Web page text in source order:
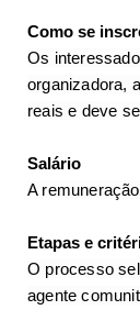
Como se
Os
organizadora,
reais e deve
Salário
A
Etapas e
O processo
agente